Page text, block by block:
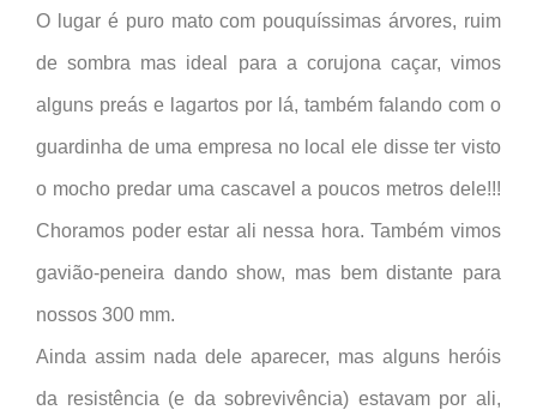
O lugar é puro mato com pouquíssimas árvores, ruim
de sombra mas ideal para a corujona caçar, vimos
alguns preás e lagartos por lá, também falando com o
guardinha de uma empresa no local ele disse ter visto
o mocho predar uma cascavel a poucos metros dele!!!
Choramos poder estar ali nessa hora. Também vimos
gavião-peneira dando show, mas bem distante para
nossos 300 mm.
Ainda assim nada dele aparecer, mas alguns heróis
da resistência (e da sobrevivência) estavam por ali,